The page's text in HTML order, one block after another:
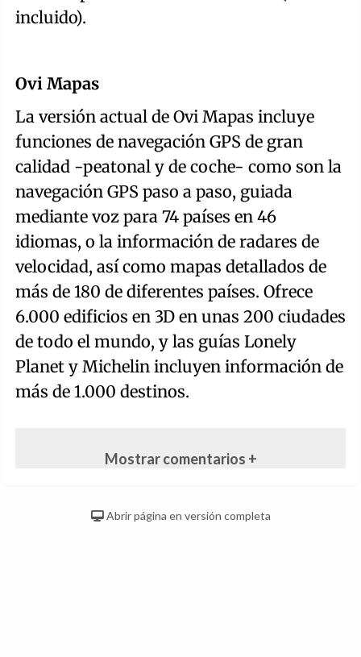
incluido).
Ovi Mapas
La versión actual de Ovi Mapas incluye
funciones de navegación GPS de gran
calidad -peatonal y de coche- como son la
navegación GPS paso a paso, guiada
mediante voz para 74 países en 46
idiomas, o la información de radares de
velocidad, así como mapas detallados de
más de 180 de diferentes países. Ofrece
6.000 edificios en 3D en unas 200 ciudades
de todo el mundo, y las guías Lonely
Planet y Michelin incluyen información de
más de 1.000 destinos.
Mostrar comentarios +
Abrir página en versión completa